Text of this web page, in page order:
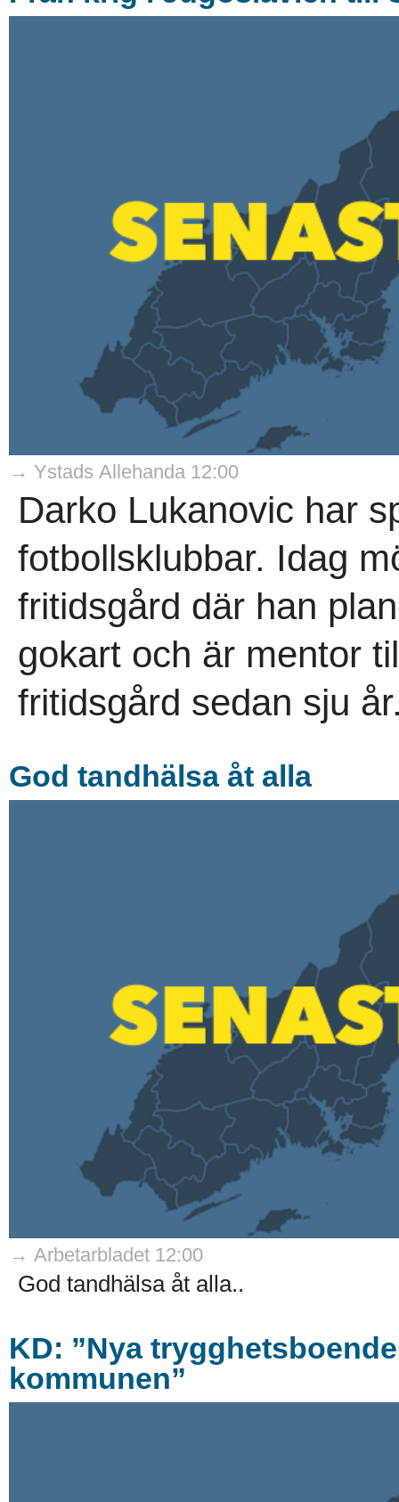
→ Ystads Allehanda 12:00
Darko Lukanovic har
fotbollsklubbar. Idag
fritidsgård där han
gokart och är mentor
fritidsgård sedan sju
God tandhälsa åt alla
→ Arbetarbladet 12:00
God tandhälsa åt alla..
KD: ”Nya
kommunen”